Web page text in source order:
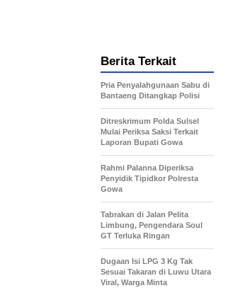
Berita Terkait
Pria Penyalahgunaan Sabu di
Bantaeng Ditangkap Polisi
Ditreskrimum Polda Sulsel
Mulai Periksa Saksi Terkait
Laporan Bupati Gowa
Rahmi Palanna Diperiksa
Penyidik Tipidkor Polresta
Gowa
Tabrakan di Jalan Pelita
Limbung, Pengendara Soul
GT Terluka Ringan
Dugaan Isi LPG 3 Kg Tak
Sesuai Takaran di Luwu Utara
Viral, Warga Minta